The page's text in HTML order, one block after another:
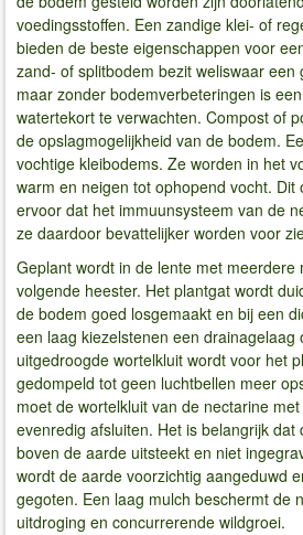
voedingsstoffen. Een zandige klei- of
bieden de beste eigenschappen voor
zand- of splitbodem bezit weliswaar een
maar zonder bodemverbeteringen is
watertekort te verwachten. Compost of
de opslagmogelijkheid van de bodem.
vochtige kleibodems. Ze worden in het
warm en neigen tot ophopend vocht.
ervoor dat het immuunsysteem van de
ze daardoor bevattelijker worden voor
Geplant wordt in de lente met meerdere
volgende heester. Het plantgat wordt
de bodem goed losgemaakt en bij een
een laag kiezelstenen een drainagelaag
uitgedroogde wortelkluit wordt voor het
gedompeld tot geen luchtbellen meer
moet de wortelkluit van de nectarine
evenredig afsluiten. Het is belangrijk dat
boven de aarde uitsteekt en niet
wordt de aarde voorzichtig aangeduwd
gegoten. Een laag mulch beschermt de
uitdroging en concurrerende wildgroei.